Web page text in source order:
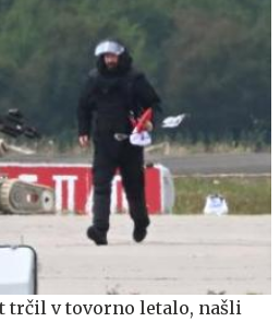
trčil v tovorno letalo, našli